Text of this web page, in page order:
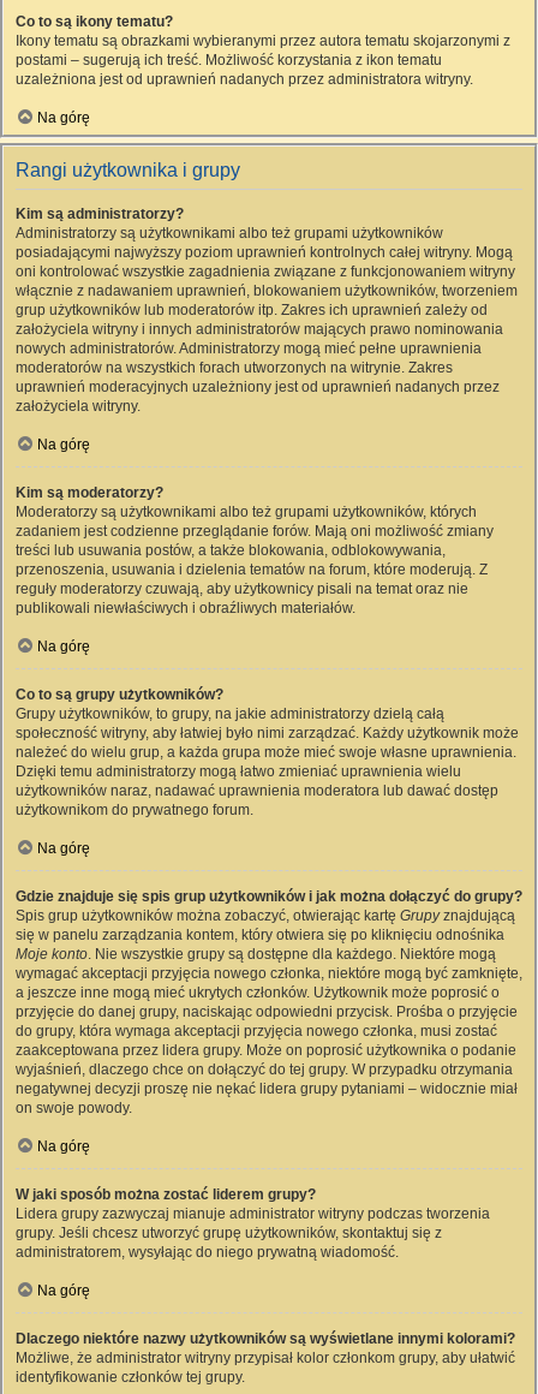
Co to są ikony tematu?
Ikony tematu są obrazkami wybieranymi przez autora tematu skojarzonymi z
postami – sugerują ich treść. Możliwość korzystania z ikon tematu
uzależniona jest od uprawnień nadanych przez administratora witryny.
Na górę
Rangi użytkownika i grupy
Kim są administratorzy?
Administratorzy są użytkownikami albo też grupami użytkowników
posiadającymi najwyższy poziom uprawnień kontrolnych całej witryny. Mogą
oni kontrolować wszystkie zagadnienia związane z funkcjonowaniem witryny
włącznie z nadawaniem uprawnień, blokowaniem użytkowników, tworzeniem
grup użytkowników lub moderatorów itp. Zakres ich uprawnień zależy od
założyciela witryny i innych administratorów mających prawo nominowania
nowych administratorów. Administratorzy mogą mieć pełne uprawnienia
moderatorów na wszystkich forach utworzonych na witrynie. Zakres
uprawnień moderacyjnych uzależniony jest od uprawnień nadanych przez
założyciela witryny.
Na górę
Kim są moderatorzy?
Moderatorzy są użytkownikami albo też grupami użytkowników, których
zadaniem jest codzienne przeglądanie forów. Mają oni możliwość zmiany
treści lub usuwania postów, a także blokowania, odblokowywania,
przenoszenia, usuwania i dzielenia tematów na forum, które moderują. Z
reguły moderatorzy czuwają, aby użytkownicy pisali na temat oraz nie
publikowali niewłaściwych i obraźliwych materiałów.
Na górę
Co to są grupy użytkowników?
Grupy użytkowników, to grupy, na jakie administratorzy dzielą całą
społeczność witryny, aby łatwiej było nimi zarządzać. Każdy użytkownik może
należeć do wielu grup, a każda grupa może mieć swoje własne uprawnienia.
Dzięki temu administratorzy mogą łatwo zmieniać uprawnienia wielu
użytkowników naraz, nadawać uprawnienia moderatora lub dawać dostęp
użytkownikom do prywatnego forum.
Na górę
Gdzie znajduje się spis grup użytkowników i jak można dołączyć do grupy?
Spis grup użytkowników można zobaczyć, otwierając kartę Grupyznajdującą
się w panelu zarządzania kontem, który otwiera się po kliknięciu odnośnika
Moje konto. Nie wszystkie grupy są dostępne dla każdego. Niektóre mogą
wymagać akceptacji przyjęcia nowego członka, niektóre mogą być zamknięte,
a jeszcze inne mogą mieć ukrytych członków. Użytkownik może poprosić o
przyjęcie do danej grupy, naciskając odpowiedni przycisk. Prośba o przyjęcie
do grupy, która wymaga akceptacji przyjęcia nowego członka, musi zostać
zaakceptowana przez lidera grupy. Może on poprosić użytkownika o podanie
wyjaśnień, dlaczego chce on dołączyć do tej grupy. W przypadku otrzymania
negatywnej decyzji proszę nie nękać lidera grupy pytaniami – widocznie miał
on swoje powody.
Na górę
W jaki sposób można zostać liderem grupy?
Lidera grupy zazwyczaj mianuje administrator witryny podczas tworzenia
grupy. Jeśli chcesz utworzyć grupę użytkowników, skontaktuj się z
administratorem, wysyłając do niego prywatną wiadomość.
Na górę
Dlaczego niektóre nazwy użytkowników są wyświetlane innymi kolorami?
Możliwe, że administrator witryny przypisał kolor członkom grupy, aby ułatwić
identyfikowanie członków tej grupy.